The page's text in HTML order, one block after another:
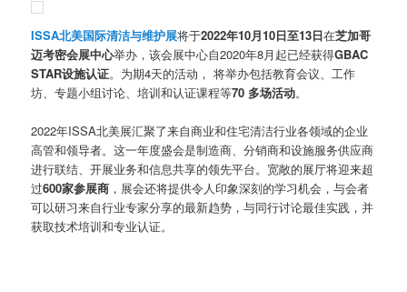
ISSA北美国际清洁与维护展将于2022年10月10日至13日在芝加哥
迈考密会展中心举办，该会展中心自2020年8月起已经获得GBAC
STAR设施认证。为期4天的活动， 将举办包括教育会议、工作
坊、专题小组讨论、培训和认证课程等70 多场活动。
2022年ISSA北美展汇聚了来自商业和住宅清洁行业各领域的企业
高管和领导者。这一年度盛会是制造商、分销商和设施服务供应商
进行联结、开展业务和信息共享的领先平台。宽敞的展厅将迎来超
过600家参展商 ，展会还将提供令人印象深刻的学习机会，与会者
可以研习来自行业专家分享的最新趋势，与同行讨论最佳实践，并
获取技术培训和专业认证。